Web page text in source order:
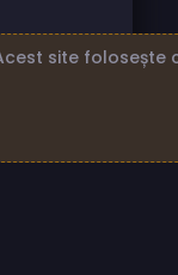
site folosește